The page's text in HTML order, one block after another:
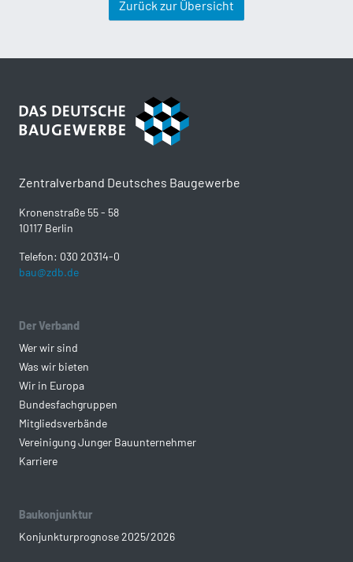
Zurück zur Übersicht
Zentralverband Deutsches Baugewerbe
Kronenstraße 55 - 58
10117 Berlin
Telefon: 030 20314-0
bau@zdb.de
Der Verband
Wer wir sind
Was wir bieten
Wir in Europa
Bundesfachgruppen
Mitgliedsverbände
Vereinigung Junger Bauunternehmer
Karriere
Baukonjunktur
Konjunkturprognose 2025/2026